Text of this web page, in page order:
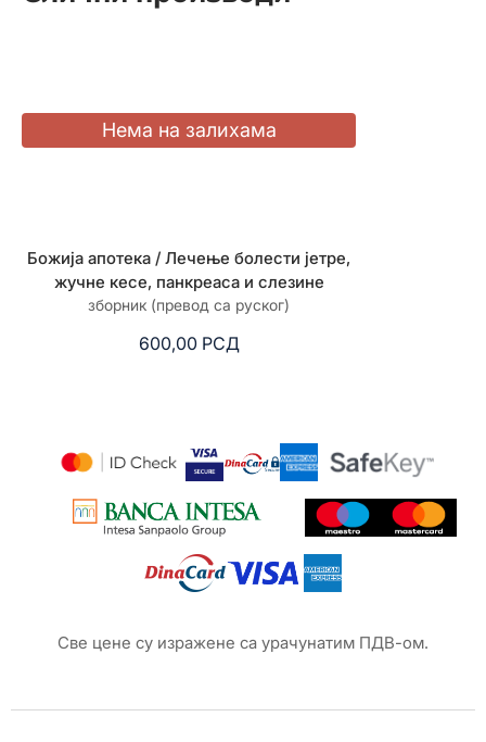
Божија апотека / Лечење болести јетре,
жучне кесе, панкреаса и слезине
зборник (превод са руског)
600,00 РСД
Све цене су изражене са урачунатим ПДВ-ом.